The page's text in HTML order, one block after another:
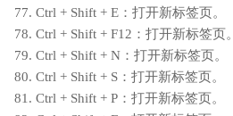
77. Ctrl + Shift + E：打开新标签页。
78. Ctrl + Shift + F12：打开新标签页。
79. Ctrl + Shift + N：打开新标签页。
80. Ctrl + Shift + S：打开新标签页。
81. Ctrl + Shift + P：打开新标签页。